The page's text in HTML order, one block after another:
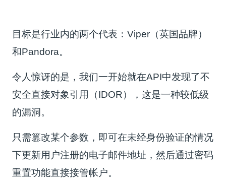
目标是行业内的两个代表：Viper（英国品牌）
和Pandora。
令人惊讶的是，我们一开始就在API中发现了不
安全直接对象引用（IDOR），这是一种较低级
的漏洞。
只需篡改某个参数，即可在未经身份验证的情况
下更新用户注册的电子邮件地址，然后通过密码
重置功能直接接管帐户。